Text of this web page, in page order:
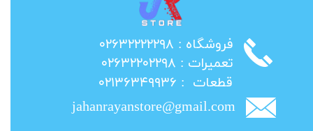
​فروشگاه : ۰۲۶۳۲۲۲۲۲۹۸
​تعمیرات : ۰۲۶۳۲۲۰۲۲۹۸
​قطعات : ۰۲۱۳۶۳۴۹۹۳۶
jahanrayanstore@gmail.com